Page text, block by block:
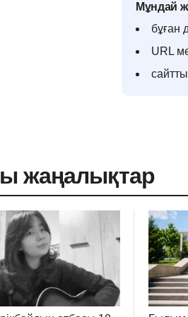
Мұндай
бұған
URL
жаңалықтар